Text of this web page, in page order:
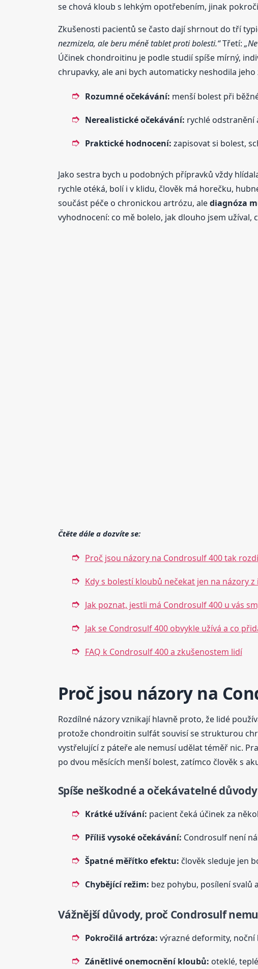
se chová kloub s lehkým opotřebením, jinak
Zkušenosti pacientů se často dají shrnout do tří
nezmizela, ale beru méně tablet proti bolesti.“Třetí:
Účinek chondroitinu je podle studií spíše mírný,
chrupavky, ale ani bych automaticky neshodila
Rozumné očekávání: menší bolest při
Nerealistické očekávání: rychlé odstranění
Praktické hodnocení: zapisovat si bolest,
Jako sestra bych u podobných přípravků vždy
rychle otéká, bolí i v klidu, člověk má horečku,
součást péče o chronickou artrózu, alediagnóza
vyhodnocení: co mě bolelo, jak dlouho jsem užíval,
Čtěte dále a dozvíte se:
Proč jsou názory na Condrosulf 400 tak
Kdy s bolestí kloubů nečekat jen na názory
Jak poznat, jestli má Condrosulf 400 u vás
Jak se Condrosulf 400 obvykle užívá a co
FAQ k Condrosulf 400 a zkušenostem lidí
Proč jsou názory na
Rozdílné názory vznikají hlavně proto, že lidé
protože chondroitin sulfát souvisí se strukturou
vystřelující z páteře ale nemusí udělat téměř nic.
po dvou měsících menší bolest, zatímco člověk s
Spíše neškodné a očekávatelné
Krátké užívání: pacient čeká účinek za
Příliš vysoké očekávání: Condrosulf není
Špatné měřítko efektu: člověk sleduje jen
Chybějící režim: bez pohybu, posílení svalů
Vážnější důvody, proč Condrosulf
Pokročilá artróza: výrazné deformity, noční
Zánětlivé onemocnění kloubů: oteklé,